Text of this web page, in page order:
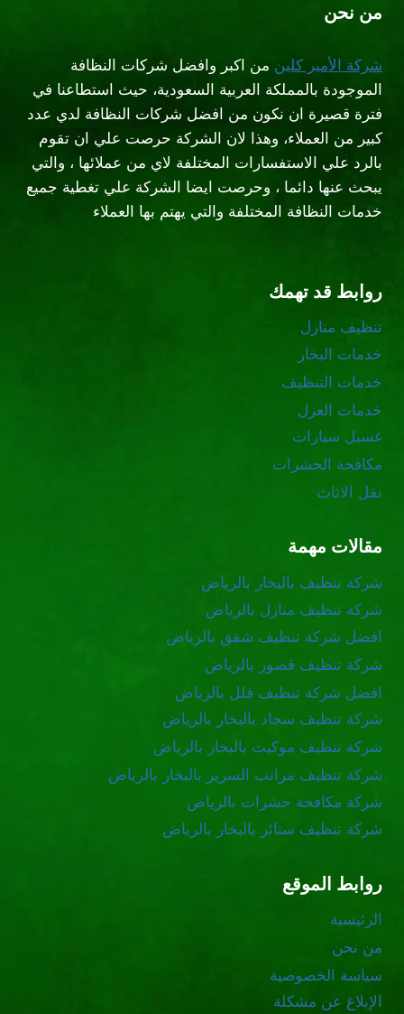
من نحن
شركة الأمير كلين من اكبر وافضل شركات النظافة
الموجودة بالمملكة العربية السعودية، حيث استطاعنا في
فترة قصيرة ان نكون من افضل شركات النظافة لدي عدد
كبير من العملاء، وهذا لان الشركة حرصت علي ان تقوم
بالرد علي الاستفسارات المختلفة لاي من عملائها ، والتي
يبحث عنها دائما ، وحرصت ايضا الشركة علي تغطية جميع
خدمات النظافة المختلفة والتي يهتم بها العملاء
روابط قد تهمك
تنظيف منازل
خدمات البخار
خدمات التنظيف
خدمات العزل
غسيل سيارات
مكافحة الحشرات
نقل الاثاث
مقالات مهمة
شركة تنظيف بالبخار بالرياض
شركة تنظيف منازل بالرياض
افضل شركة تنظيف شقق بالرياض
شركة تنظيف قصور بالرياض
افضل شركة تنظيف فلل بالرياض
شركة تنظيف سجاد بالبخار بالرياض
شركة تنظيف موكيت بالبخار بالرياض
شركة تنظيف مراتب السرير بالبخار بالرياض
شركة مكافحة حشرات بالرياض
شركة تنظيف ستائر بالبخار بالرياض
روابط الموقع
الرئيسية
من نحن
سياسة الخصوصية
الإبلاغ عن مشكلة